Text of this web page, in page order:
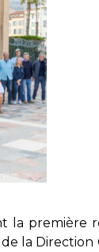
la première
la Direction